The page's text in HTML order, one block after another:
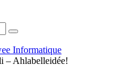
Informatique
– Ahlabelleidée!